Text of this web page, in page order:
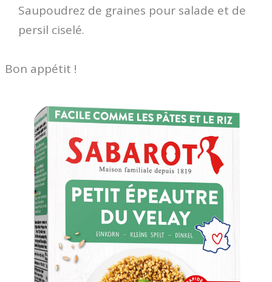
Saupoudrez de graines pour salade et de
persil ciselé.
Bon appétit !